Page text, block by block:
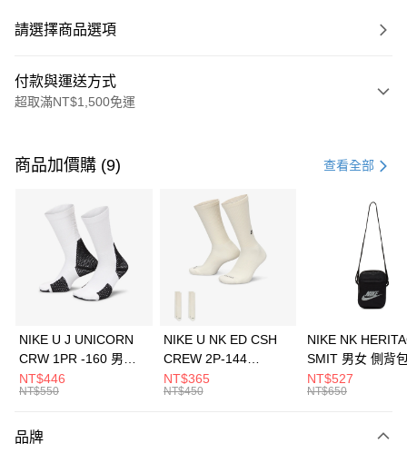
請選擇商品選項
付款與運送方式
超取滿NT$1,500免運
信用卡一次付款
3 期 0 利率 每期 21家銀行
合作金庫商業銀行
第一商業銀行
華南商業銀行
彰化商業銀行
上海商業儲蓄銀行
元大商業銀行
台灣樂天信用卡公司
Apple Pay
全盈+PAY
AFTEE先享後付
【關於「AFTEE先享後付」】
商品加價購 (9) 查看全部
NIKE U J UNICORN
CRW 1PR -160 男女
中統襪 FZ3393100
NT$446
NT$550
NIKE U NK ED CSH
CREW 2P-144
EMBRDY 男女 短統襪
FZ3073133
NT$365
NT$450
NIKE NK
SMIT 男女 側背
BA5871010
NT$527
NT$650
品牌